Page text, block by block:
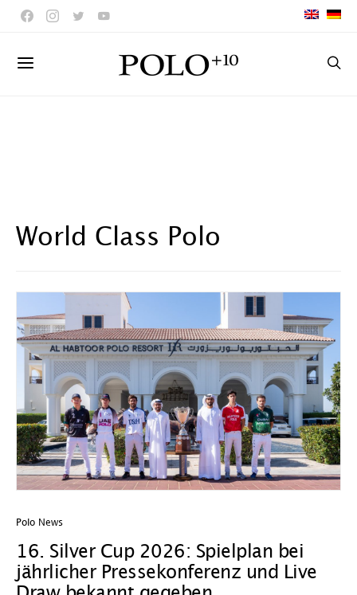
World Class Polo
Polo News
16. Silver Cup 2026: Spielplan bei
jährlicher Pressekonferenz und Live